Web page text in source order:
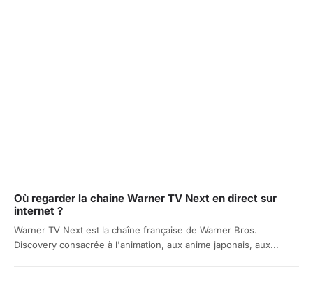
Où regarder la chaine Warner TV Next en direct sur
internet ?
Warner TV Next est la chaîne française de Warner Bros.
Discovery consacrée à l'animation, aux anime japonais, aux...